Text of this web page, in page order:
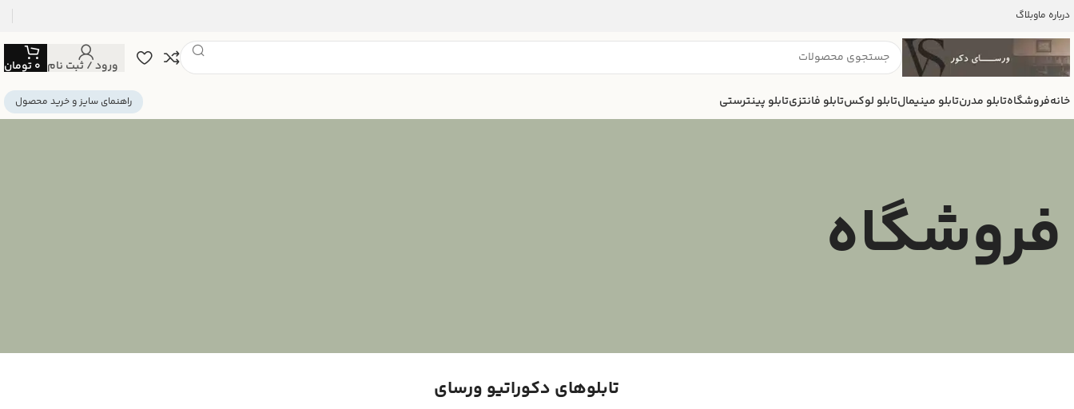
درباره ماوبلاگ
ورود / ثبت نام 0تومان
خانهفروشگاهتابلو مدرنتابلو مینیمالتابلو لوکستابلو فانتزیتابلو پینترستی راهنمای سایز و خرید محصول
فروشگاه
تابلوهای دکوراتیو ورسای